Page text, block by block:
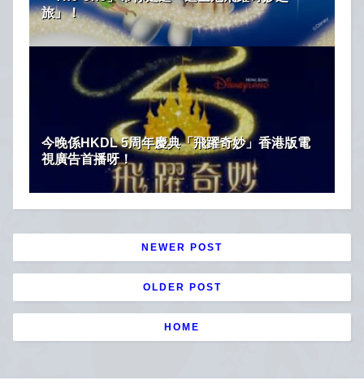
旅」！
今晚係HKDL 5周年慶典「飛躍奇妙」香港版電
視廣告首播呀！
NEWER POST
OLDER POST
HOME